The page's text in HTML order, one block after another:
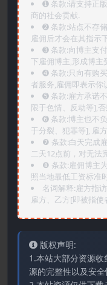
➊️ 条款:请支持正
商的社会贡献.
➋️ 条款:站点不存
雇佣后才会在其指示
➌️ 条款:向博主支
下雇佣博主,形成博主
➍️ 条款:只向有购
者服务,雇佣即表示你
➎ 条款:雇方承诺
限于色情、反动等],
➏️ 条款:博主也不
于分裂、犯罪等], 雇
❼ 条款:白天完成
二天12点前，对无法
❽ 条款:雇佣博主
照当地最低工资标准
名词解释:雇方指
雇方、乙方[即被指使
版权声明:
1.本站大部分资源
源的完整性以及安全